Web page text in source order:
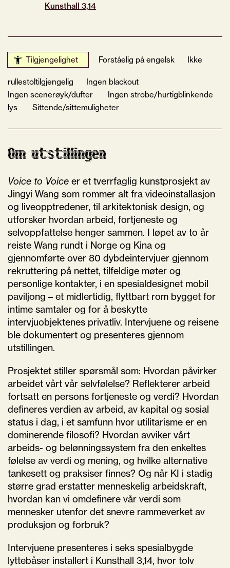
Kunsthall 3,14
Tilgjengelighet Forståelig på engelsk Ikke
rullestoltilgjengelig
Ingen blackout
Ingen scenerøyk/dufter
Ingen strobe/hurtigblinkende
lys
Sittende/sittemuligheter
Om utstillingen
Voice to Voice er et tverrfaglig kunstprosjekt av
Jingyi Wang som rommer alt fra videoinstallasjon
og liveopptredener, til arkitektonisk design, og
utforsker hvordan arbeid, fortjeneste og
selvoppfattelse henger sammen. I løpet av to år
reiste Wang rundt i Norge og Kina og
gjennomførte over 80 dybdeintervjuer gjennom
rekruttering på nettet, tilfeldige møter og
personlige kontakter, i en spesialdesignet mobil
paviljong – et midlertidig, flyttbart rom bygget for
intime samtaler og for å beskytte
intervjuobjektenes privatliv. Intervjuene og reisene
ble dokumentert og presenteres gjennom
utstillingen.
Prosjektet stiller spørsmål som: Hvordan påvirker
arbeidet vårt vår selvfølelse? Reflekterer arbeid
fortsatt en persons fortjeneste og verdi? Hvordan
defineres verdien av arbeid, av kapital og sosial
status i dag, i et samfunn hvor utilitarisme er en
dominerende filosofi? Hvordan avviker vårt
arbeids- og belønningssystem fra den enkeltes
følelse av verdi og mening, og hvilke alternative
tankesett og praksiser finnes? Og når KI i stadig
større grad erstatter menneskelig arbeidskraft,
hvordan kan vi omdefinere vår verdi som
mennesker utenfor det snevre rammeverket av
produksjon og forbruk?
Intervjuene presenteres i seks spesialbygde
lyttebåser installert i Kunsthall 3,14, hvor tolv